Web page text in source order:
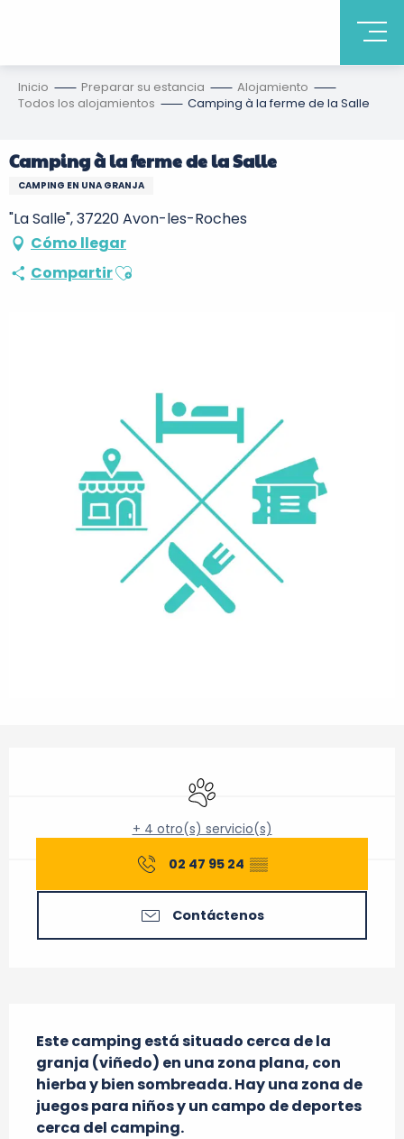
Inicio Preparar su estancia
Alojamiento
Todos los alojamientos
Camping à la ferme de la Salle
Camping à la ferme de la Salle
CAMPING EN UNA GRANJA
"La Salle", 37220 Avon-les-Roches
Cómo llegar
CompartirAjouter aux favoris
Se aceptan animales
+ 4 otro(s) servicio(s)
02 47 95 24 ▒▒
Contáctenos
Este camping está situado cerca de la
granja (viñedo) en una zona plana, con
hierba y bien sombreada. Hay una zona de
juegos para niños y un campo de deportes
cerca del camping.